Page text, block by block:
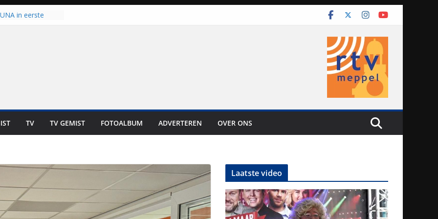
in eerste
is altijd een
internationale
voor de deur
TV TV GEMIST FOTOALBUM ADVERTEREN OVER ONS
Laatste video